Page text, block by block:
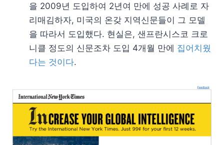
을 2009년 도입하여 2년여 만에 성공 사례로 자
리매김하자, 미국의 온갖 지역신문들이 그 모델
을 따라서 도입했다. 현실은, 샌프란시스코 크로
니클 정도의 신문조차 도입 4개월 만에 집어치웠
다는 것이다.